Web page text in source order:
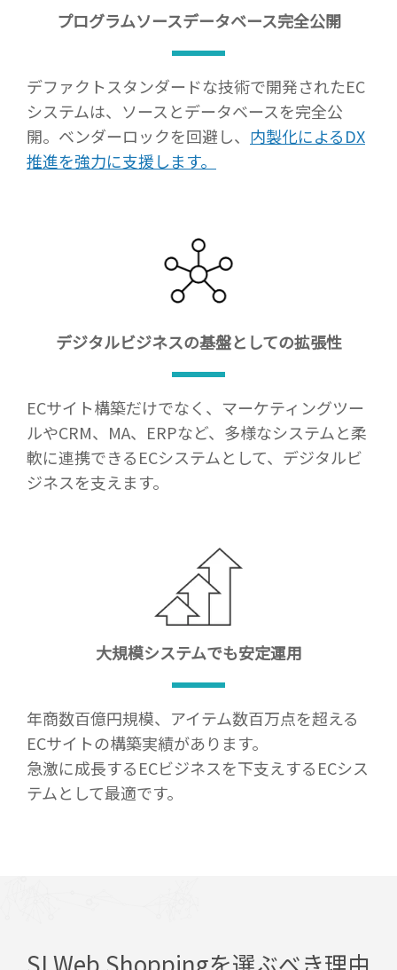
プログラムソースデータベース完全公開
デファクトスタンダードな技術で開発されたEC
システムは、ソースとデータベースを完全公
開。ベンダーロックを回避し、 内製化によるDX
推進を強力に支援します。
デジタルビジネスの基盤としての拡張性
ECサイト構築だけでなく、マーケティングツー
ルやCRM、MA、ERPなど、多様なシステムと柔
軟に連携できるECシステムとして、デジタルビ
ジネスを支えます。
大規模システムでも安定運用
年商数百億円規模、アイテム数百万点を超える
ECサイトの構築実績があります。
急激に成長するECビジネスを下支えするECシス
テムとして最適です。
SI Web Shoppingを選ぶべき理由